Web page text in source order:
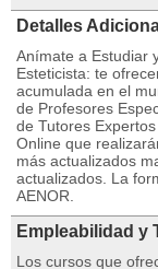
Detalles
Anímate a Estudiar
Esteticista: te
acumulada en el
de Profesores
de Tutores
Online que
más actualizados
actualizados. La
AENOR.
Empleabilidad y
Los cursos que